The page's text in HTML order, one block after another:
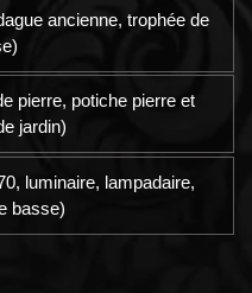
ancienne, trophée de
pierre, potiche pierre et
jardin)
luminaire, lampadaire,
basse)